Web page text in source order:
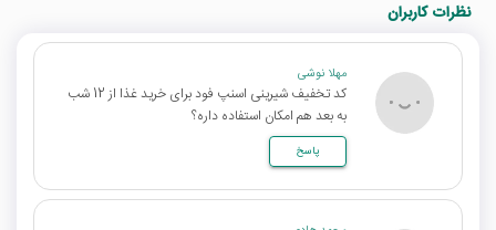
نظرات کاربران
مهلا نوشی
کد تخفیف شیرینی اسنپ فود برای خرید غذا از 12 شب
به بعد هم امکان استفاده داره؟
پاسخ